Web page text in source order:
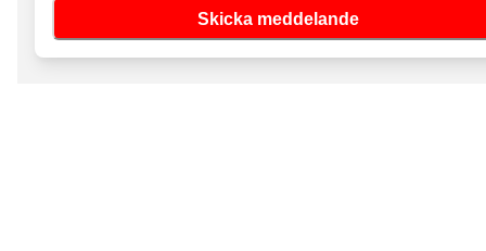
Skicka meddelande